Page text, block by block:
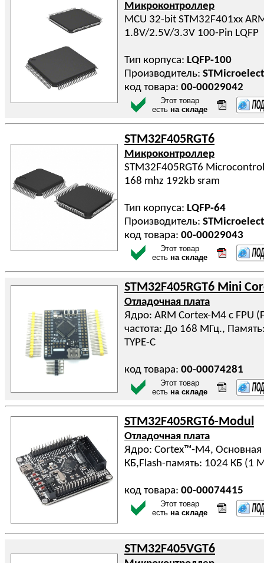
Микроконтроллер
MCU 32-bit STM32F401xx
1.8V/2.5V/3.3V 100-Pin LQFP
Тип корпуса: LQFP-100
Производитель:
код товара: 00-00029042
Этот товар
есть на складе
STM32F405RGT6
Микроконтроллер
STM32F405RGT6
168 mhz 192kb sram
Тип корпуса: LQFP-64
Производитель:
код товара: 00-00029043
Этот товар
есть на складе
STM32F405RGT6 Mini
Отладочная плата
Ядро: ARM Cortex-M4 с FPU
частота: До 168 МГц.,
TYPE-C
код товара: 00-00074281
Этот товар
есть на складе
STM32F405RGT6-Modul
Отладочная плата
Ядро: Cortex™-M4, Основная
КБ,Flash-память: 1024 КБ (1
код товара: 00-00074415
Этот товар
есть на складе
STM32F405VGT6